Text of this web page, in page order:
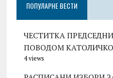
ПОПУЛАРНЕ ВЕСТИ
ЧЕСТИТКА
ПОВОДОМ
4 views